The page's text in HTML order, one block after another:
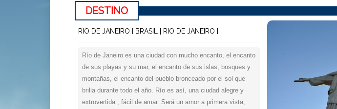
DESTINO
RIO DE JANEIRO [ BRASIL | RIO DE JANEIRO ]
Río de Janeiro es una ciudad con mucho encanto, el encanto
de sus playas y su mar, el encanto de sus islas, bosques y
montañas, el encanto del pueblo bronceado por el sol que
brilla durante todo el año. Río es así, una ciudad alegre y
extrovertida , fácil de amar. Será un amor a primera vista,